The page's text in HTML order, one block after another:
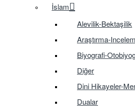
İslam
Alevilik-Bektaşilik
Araştırma-
Biyografi-
Diğer
Dini Hikayeler-
Dualar